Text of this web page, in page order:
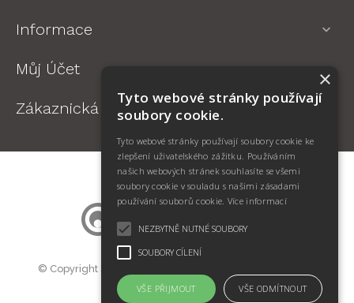
Informace 
Můj Účet
Zákaznická Podpora
© Copyright SWIFT Jan Kotík. Všechna práva vyhrazena.
Prodej oční optiky BigMall.cz
×
Tyto webové stránky používají
soubory cookie.
Tyto webové stránky používají soubory cookie ke
zlepšení uživatelského zážitku. Používáním
našich webových stránek souhlasíte se všemi
soubory cookie v souladu s našimi zásadami
používání souborů cookie. Více informací
NEZBYTNĚ NUTNÉ SOUBORY
SOUBORY CÍLENÍ
VŠE PŘIJMOUT VŠE ODMÍTNOUT